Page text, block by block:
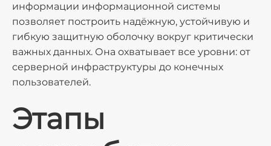
информации информационной системы
позволяет построить надёжную, устойчивую и
гибкую защитную оболочку вокруг критически
важных данных. Она охватывает все уровни: от
серверной инфраструктуры до конечных
пользователей.
Этапы